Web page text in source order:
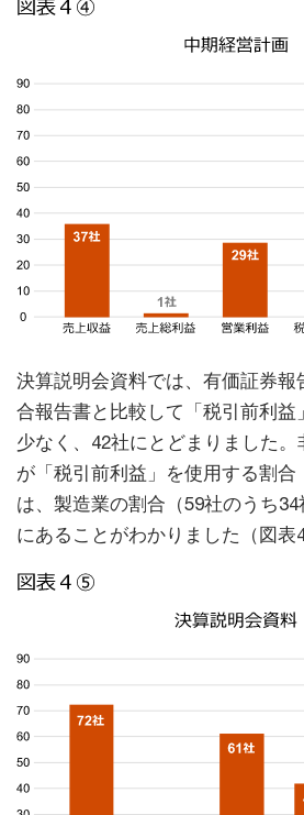
決算説明会資料では、有価証券報
合報告書と比較して「税引前利益
少なく、42社にとどまりました
が「税引前利益」を使用する割合
は、製造業の割合（59社のうち
にあることがわかりました（図表